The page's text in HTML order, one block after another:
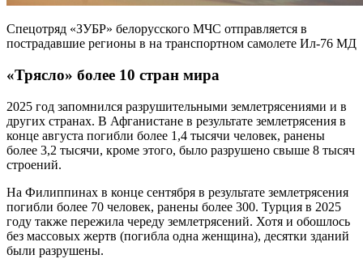
Спецотряд «ЗУБР» белорусского МЧС отправляется в
пострадавшие регионы в на транспортном самолете Ил-76 МД
«Трясло» более 10 стран мира
2025 год запомнился разрушительными землетрясениями и в
других странах. В Афганистане в результате землетрясения в
конце августа погибли более 1,4 тысячи человек, ранены
более 3,2 тысячи, кроме этого, было разрушено свыше 8 тысяч
строений.
На Филиппинах в конце сентября в результате землетрясения
погибли более 70 человек, ранены более 300. Турция в 2025
году также пережила череду землетрясений. Хотя и обошлось
без массовых жертв (погибла одна женщина), десятки зданий
были разрушены.